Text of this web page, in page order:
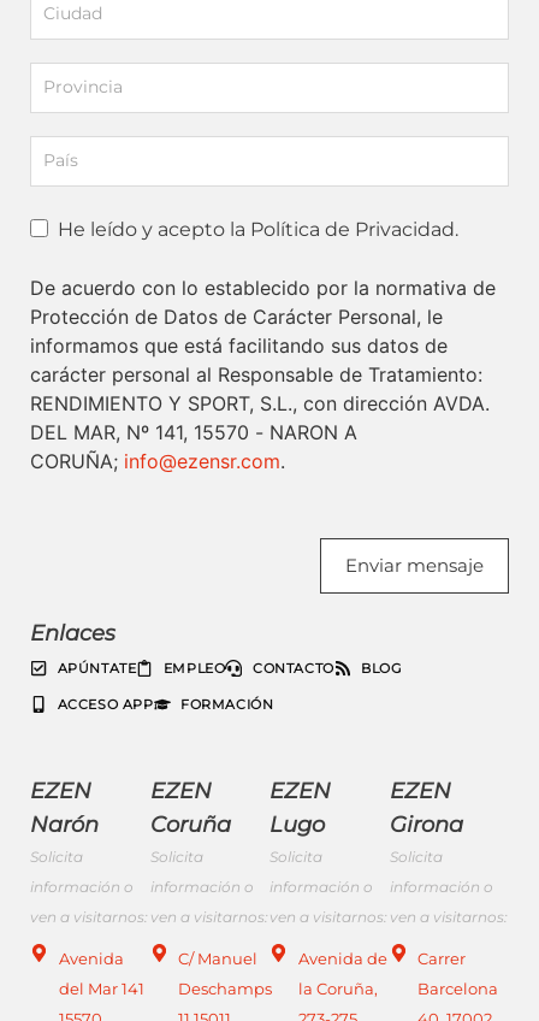
He leído y acepto la Política de Privacidad.
De acuerdo con lo establecido por la normativa de
Protección de Datos de Carácter Personal, le
informamos que está facilitando sus datos de
carácter personal al Responsable de Tratamiento:
RENDIMIENTO Y SPORT, S.L., con dirección AVDA.
DEL MAR, Nº 141, 15570 - NARON A
CORUÑA; info@ezensr.com.
Enviar mensaje
Enlaces
APÚNTATE EMPLEO CONTACTO BLOG
ACCESO APP FORMACIÓN
EZEN
Narón
Solicita
información o
ven a visitarnos:
Avenida
del Mar 141
EZEN
Coruña
Solicita
información o
ven a visitarnos:
C/ Manuel
Deschamps
EZEN
Lugo
Solicita
información o
ven a visitarnos:
Avenida de
la Coruña,
EZEN
Girona
Solicita
información o
ven a visitarnos:
Carrer
Barcelona